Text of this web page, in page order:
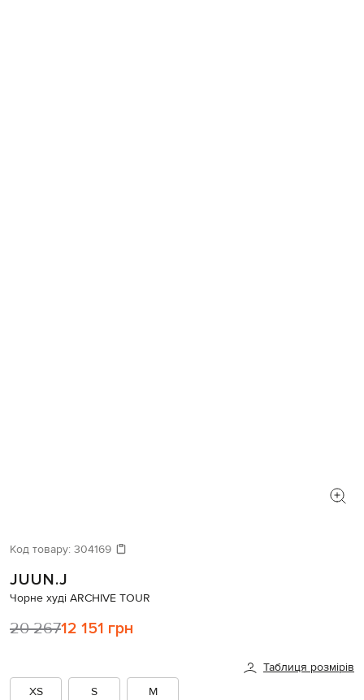
Код товару: 304169
JUUN.J
Чорне худі ARCHIVE TOUR
20 26712 151 грн
Таблиця розмірів
XS
S M